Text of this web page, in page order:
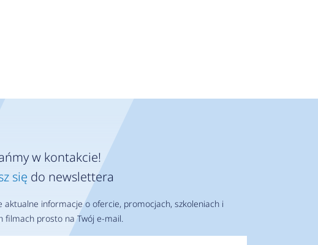
w kontakcie!
się do newslettera
aktualne informacje o ofercie, promocjach, szkoleniach i
filmach prosto na Twój e-mail.